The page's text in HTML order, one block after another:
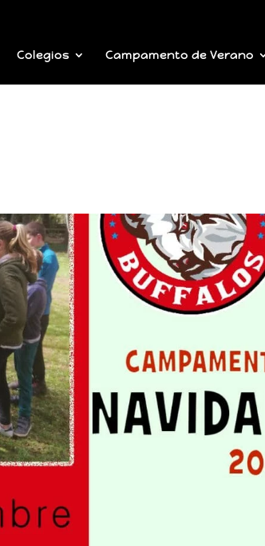
Colegios Campamento de Verano